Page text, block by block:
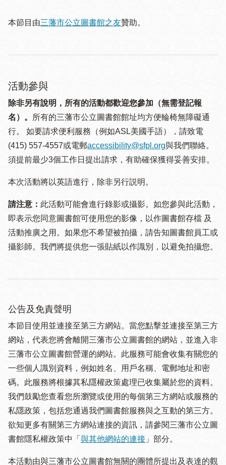
本節目由三藩市公立圖書館之友贊助。
活動參與
除非另有說明，所有的活動都歡迎您參加（無需登記報
名）。
所有的三藩市公立圖書館館址均方便輪椅無障礙通
行。 如要請求便利服務（例如ASL美國手語），請致電
(415) 557-4557或電郵accessibility@sfpl.org與我們聯絡。
須提 前最少3個工作日提出請求，有助確保獲得妥善安排。
本次活動將以英語進行，除非另行説明。
請注意： 此活動可能會進行錄影或攝影。如您參與此活動，
即表示您同意圖書館可使用您的影像，以作圖書館存檔 及
活動推廣之用。如果您不希望被拍攝，請告知圖書館員工或
攝影師。我們將提供您一張貼紙以作識別，以避免拍攝您。
公告及免責聲明
本節目使用並連接至第三方網站。當您點擊並連接至第三方
網站，代表您將會離開三藩市公立圖書館的網站，並進入非
三藩市公立圖書館營運的網站。此服務可能會收集有關您的
一些個人識別資料，例如姓名、用戶名稱、電郵地址和密
碼。此服務將根據其私隱權政策處理已收集屬於您的資料。
我們鼓勵您查看您所瀏覽或使用的每個第三方網站或服務的
私隱政策，包括您通過我們圖書館服務與之互動的第三方。
欲知更多有關第三方網站連接的資訊，請參閱三藩市公立圖
書館隱私權政策中「 與其他網站的連接 」部分。
本活動由與三藩市公立圖書館無關的團體所提出及表達的觀